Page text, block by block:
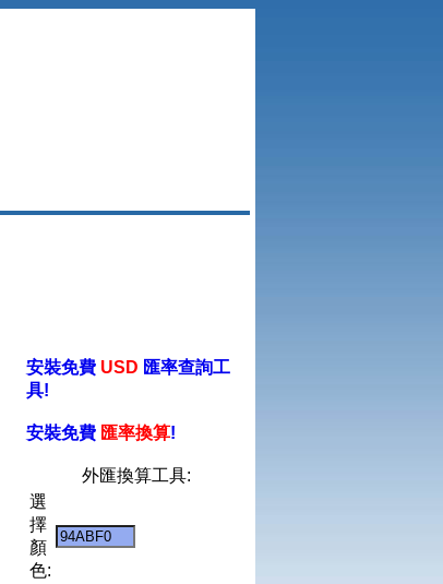
安裝免費 USD 匯率查詢工
具!
安裝免費 匯率換算!
外匯換算工具:
選
擇
顏
色: